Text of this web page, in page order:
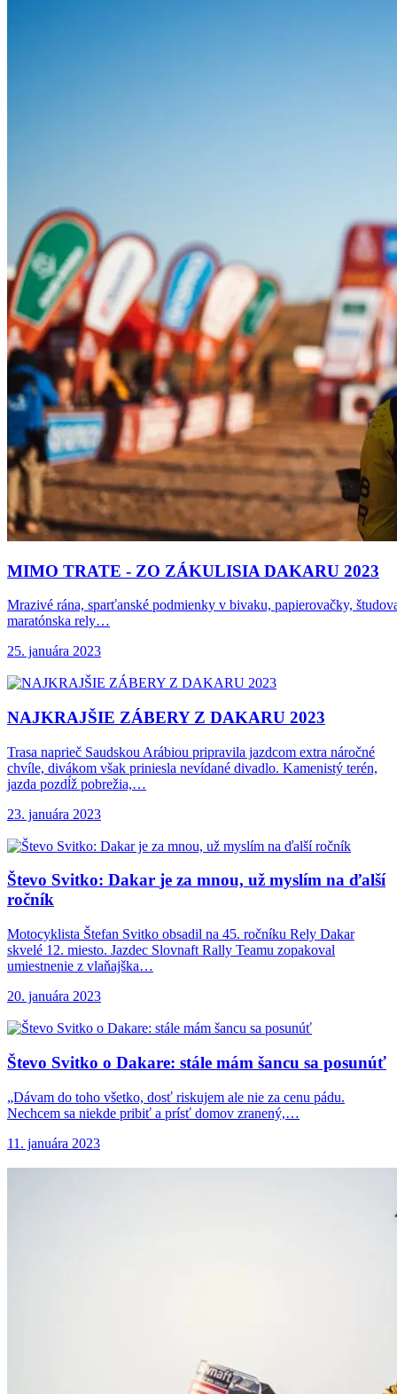
MIMO TRATE - ZO ZÁKULISIA DAKARU 2023
Mrazivé rána, sparťanské podmienky v bivaku, papierovačky,
maratónska rely…
25. januára 2023
NAJKRAJŠIE ZÁBERY Z DAKARU 2023
Trasa naprieč Saudskou Arábiou pripravila jazdcom extra náročné
chvíle, divákom však priniesla nevídané divadlo. Kamenistý terén,
jazda pozdĺž pobrežia,…
23. januára 2023
Števo Svitko: Dakar je za mnou, už myslím na ďalší
ročník
Motocyklista Štefan Svitko obsadil na 45. ročníku Rely Dakar
skvelé 12. miesto. Jazdec Slovnaft Rally Teamu zopakoval
umiestnenie z vlaňajška…
20. januára 2023
Števo Svitko o Dakare: stále mám šancu sa posunúť
„Dávam do toho všetko, dosť riskujem ale nie za cenu pádu.
Nechcem sa niekde pribiť a prísť domov zranený,…
11. januára 2023